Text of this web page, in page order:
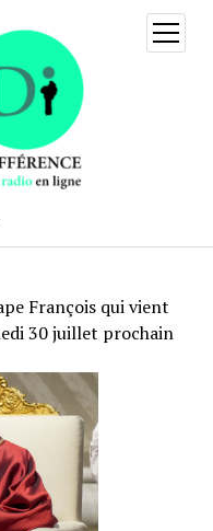
ouvrir
menu
François qui vient
30 juillet prochain